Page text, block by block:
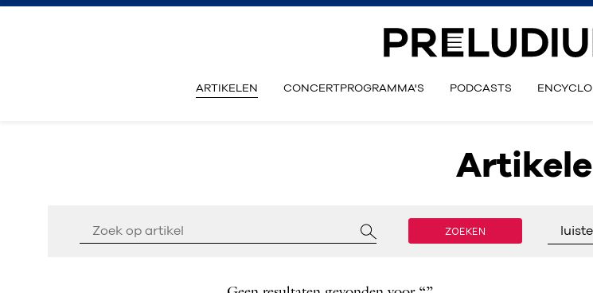
ARTIKELEN CONCERTPROGRAMMA'S PODCASTS
ZOEKEN